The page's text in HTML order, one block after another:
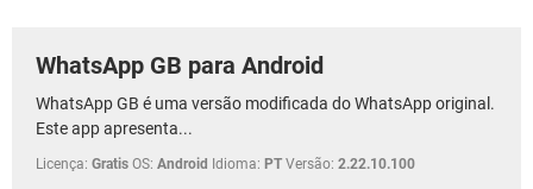
WhatsApp GB para Android
WhatsApp GB é uma versão modificada do WhatsApp original.
Este app apresenta...
Licença: Gratis OS: Android Idioma: PT Versão: 2.22.10.100